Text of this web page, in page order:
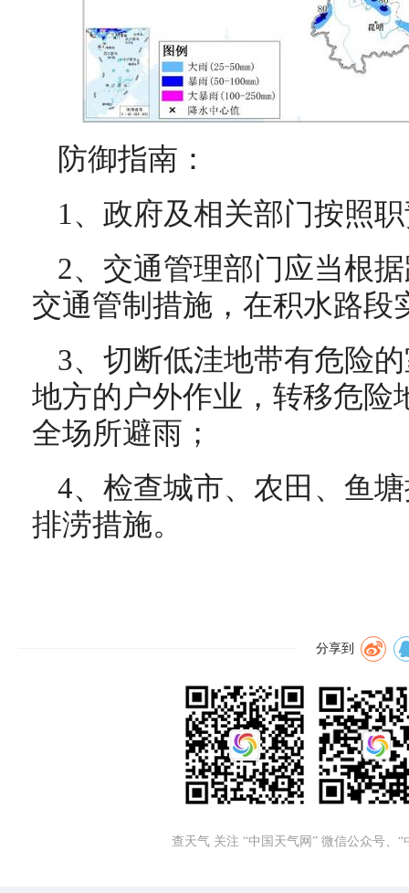
防御指南：
1、政府及相关部门按照
2、交通管理部门应当根
交通管制措施，在积水路段
3、切断低洼地带有危险
地方的户外作业，转移危险
全场所避雨；
4、检查城市、农田、鱼
排涝措施。
分享到
查天气 关注 “中国天气网” 微信公众号、